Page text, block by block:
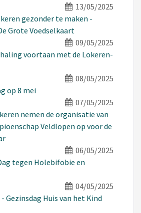
13/05/2025
gezonder te maken -
Grote Voedselkaart
09/05/2025
voortaan met de Lokeren-
08/05/2025
op 8 mei
07/05/2025
nemen de organisatie van
Veldlopen op voor de
06/05/2025
tegen Holebifobie en
04/05/2025
Gezinsdag Huis van het Kind